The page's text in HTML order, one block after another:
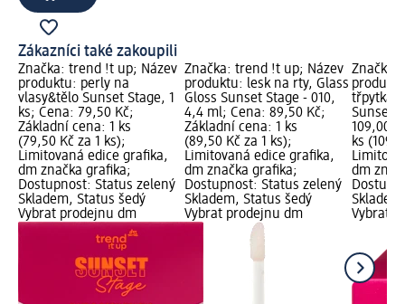
Zákazníci také zakoupili
Značka: trend !t up; Název
produktu: perly na
vlasy&tělo Sunset Stage, 1
ks; Cena: 79,50 Kč;
Základní cena: 1 ks
(79,50 Kč za 1 ks);
Limitovaná edice grafika,
dm značka grafika;
Dostupnost: Status zelený
Skladem, Status šedý
Vybrat prodejnu dm
Značka: trend !t up; Název
produktu: lesk na rty, Glass
Gloss Sunset Stage - 010,
4,4 ml; Cena: 89,50 Kč;
Základní cena: 1 ks
(89,50 Kč za 1 ks);
Limitovaná edice grafika,
dm značka grafika;
Dostupnost: Status zelený
Skladem, Status šedý
Vybrat prodejnu dm
Značka:
Sunset
109,00
ks
dm
Vybrat